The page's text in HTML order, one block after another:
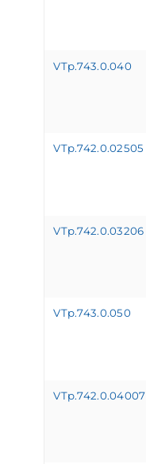
VTp.743.0.040
VTp.742.0.02505
VTp.742.0.03206
VTp.743.0.050
VTp.742.0.04007